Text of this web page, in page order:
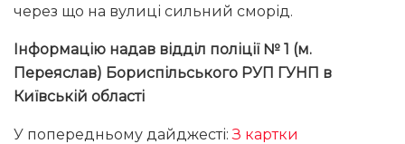
через що на вулиці сильний сморід.
Інформацію надав відділ поліції № 1 (м.
Переяслав) Бориспільського РУП ГУНП в
Київській області
У попередньому дайджесті:З картки